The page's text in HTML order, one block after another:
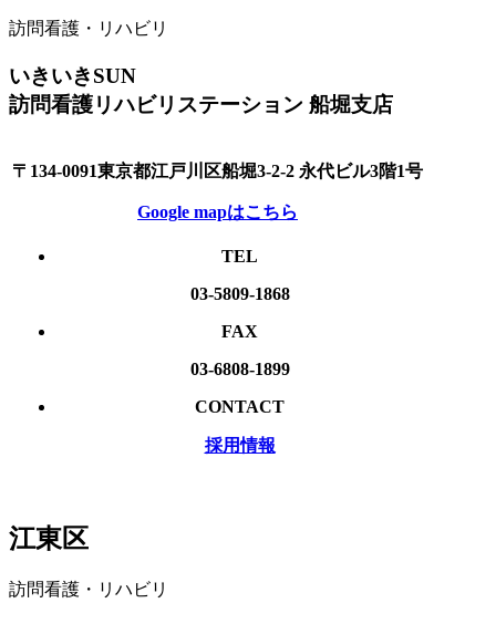
訪問看護・リハビリ
いきいきSUN
訪問看護リハビリステーション 船堀支店
〒134-0091東京都江戸川区船堀3-2-2 永代ビル3階1号
Google mapはこちら
TEL
03-5809-1868
FAX
03-6808-1899
CONTACT
採用情報
江東区
訪問看護・リハビリ